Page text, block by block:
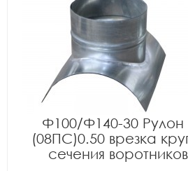
Ф100/Ф140-30 Рулон
(08ПС)0.50 врезка
сечения